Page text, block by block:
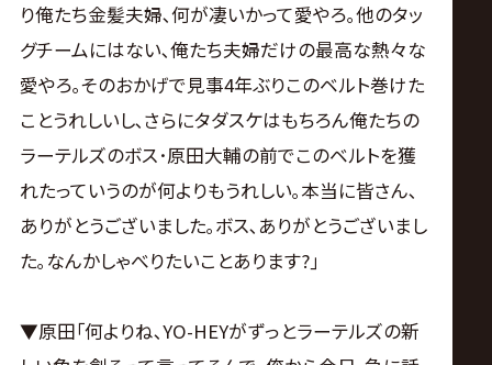
り俺たち金髪夫婦､何が凄いかって愛やろ｡他のタッ
グチームにはない､俺たち夫婦だけの最高な熱々な
愛やろ｡そのおかげで見事4年ぶりこのベルト巻けた
ことうれしいし､さらにタダスケはもちろん俺たちの
ラーテルズのボス･原田大輔の前でこのベルトを獲
れたっていうのが何よりもうれしい｡本当に皆さん､
ありがとうございました｡ボス､ありがとうございまし
た｡なんかしゃべりたいことあります?｣
▼原田｢何よりね､YO-HEYがずっとラーテルズの新